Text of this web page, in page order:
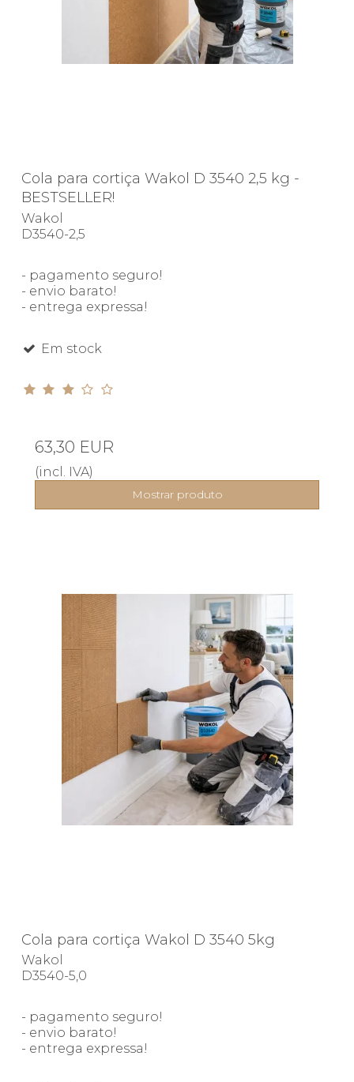
Cola para cortiça Wakol D 3540 2,5 kg -
BESTSELLER!
Wakol
D3540-2,5
- pagamento seguro!
- envio barato!
- entrega expressa!
Em stock
63,30 EUR
(incl. IVA)
Mostrar produto
Cola para cortiça Wakol D 3540 5kg
Wakol
D3540-5,0
- pagamento seguro!
- envio barato!
- entrega expressa!